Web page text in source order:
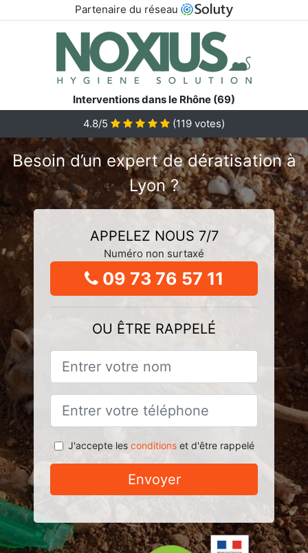
Partenaire du réseau
Interventions dans le Rhône (69)
4.8/5
(119 votes)
Besoin d’un expert de dératisation à
Lyon ?
APPELEZ NOUS 7/7
Numéro non surtaxé
09 73 76 57 11
OU ÊTRE RAPPELÉ
J'accepte les conditionset d'être rappelé
Envoyer